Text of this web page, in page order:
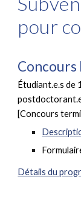
pour
Concours
Étudiant.e.s de 1
[Concours
Détails du